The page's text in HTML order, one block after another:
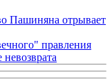
Пашиняна отрывает
правления